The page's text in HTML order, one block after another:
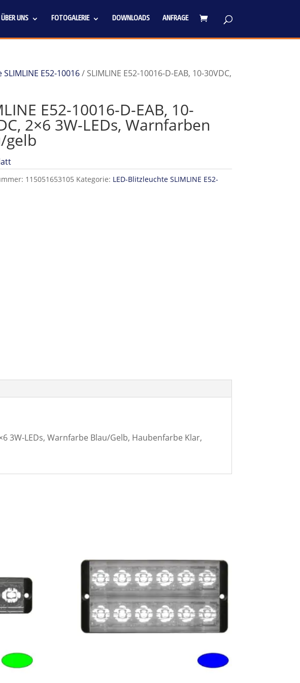
ÜBER UNS FOTOGALERIE DOWNLOADS ANFRAGE
E52-10016/ SLIMLINE E52-10016-D-EAB, 10-30VDC,
E52-10016-D-EAB, 10-
2×6 3W-LEDs, Warnfarben
gelb
115051653105 Kategorie: LED-Blitzleuchte SLIMLINE E52-
3W-LEDs, Warnfarbe Blau/Gelb, Haubenfarbe Klar,